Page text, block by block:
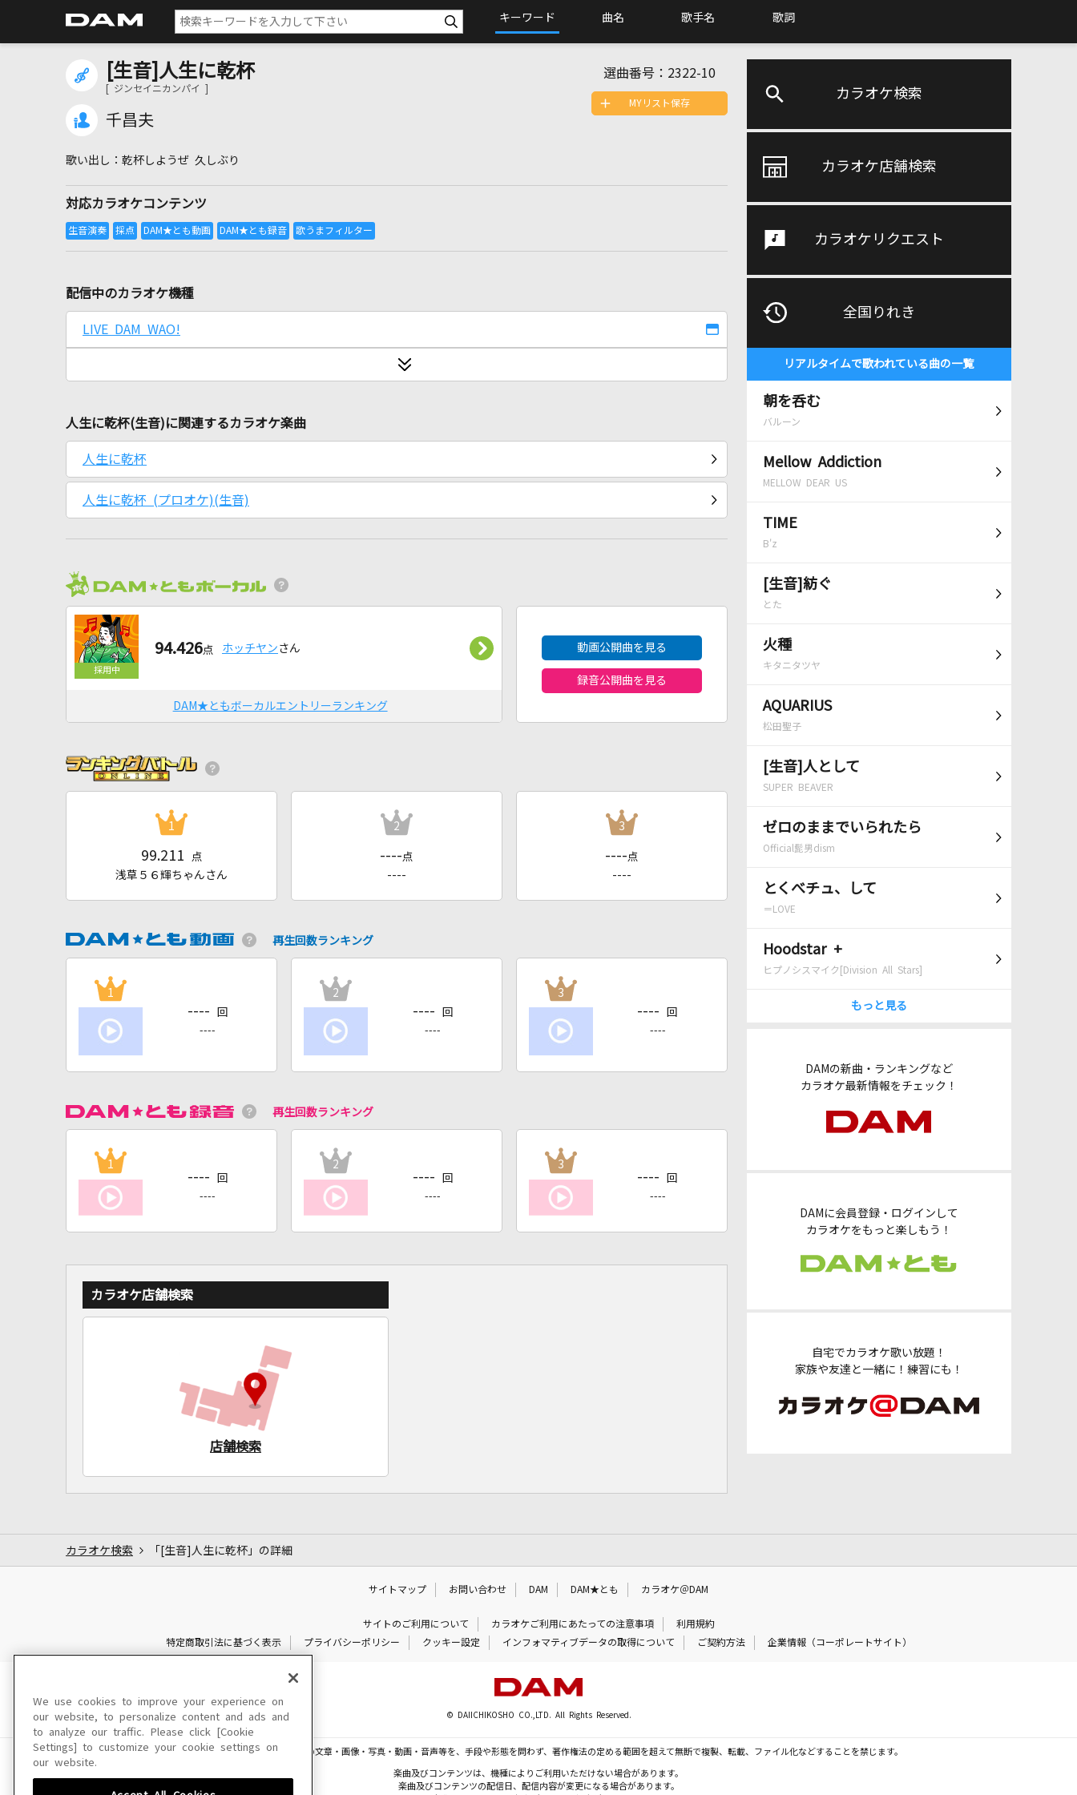
キーワード 曲名 歌手名 歌詞
カラオケ検索
カラオケ店舗検索
カラオケリクエスト
全国りれき
リアルタイムで歌われている曲の一覧
朝を呑む
バルーン
Mellow Addiction
MELLOW DEAR US
TIME
B'z
[生音]紡ぐ
とた
火種
キタニタツヤ
AQUARIUS
松田聖子
[生音]人として
SUPER BEAVER
ゼロのままでいられたら
Official髭男dism
とくべチュ、して
＝LOVE
Hoodstar +
ヒプノシスマイク[Division All Stars]
もっと見る
DAMの新曲・ランキングなど
カラオケ最新情報をチェック！
DAMに会員登録・ログインして
カラオケをもっと楽しもう！
自宅でカラオケ歌い放題！
家族や友達と一緒に！練習にも！
[生音]人生に乾杯
[ ジンセイニカンパイ ]
千昌夫
選曲番号： 2322-10
乾杯しようぜ 久しぶり
対応カラオケコンテンツ
MYリスト保存
配信中のカラオケ機種
LIVE DAM WAO!
人生に乾杯(生音)に関連するカラオケ楽曲
人生に乾杯
人生に乾杯 (プロオケ)(生音)
94.426点 ホッチヤン さん
DAM★ともボーカルエントリーランキング
動画公開曲を見る
録音公開曲を見る
1
99.211
点
浅草５６輝ちゃんさん
2
---- 点
----
3
---- 点
----
再生回数ランキング
1
---- 回
----
2
---- 回
----
3
---- 回
----
再生回数ランキング
1
---- 回
----
2
---- 回
----
3
---- 回
----
カラオケ店舗検索
店舗検索
カラオケ検索 「[生音]人生に乾杯」の詳細
サイトマップ お問い合わせ DAM DAM★とも カラオケ＠DAM
サイトのご利用について カラオケご利用にあたっての注意事項
利用規約
特定商取引法に基づく表示
プライバシーポリシー クッキー設定 インフォマティブデータの取得について ご契約方法 企業情報（コーポレートサイト）
© DAIICHIKOSHO CO.,LTD. All Rights Reserved.
このサイトに掲載されている一切の文章・画像・写真・動画・音声等を、手段や形態を問わず、著作権法の定める範囲を超えて無断で複製、転載、ファイル化などすることを禁じます。
楽曲及びコンテンツは、機種によりご利用いただけない場合があります。
楽曲及びコンテンツの配信日、配信内容が変更になる場合があります。
We use cookies to improve your experience on
our website, to personalize content and ads and
to analyze our traffic. Please click [Cookie
Settings] to customize your cookie settings on
our website.